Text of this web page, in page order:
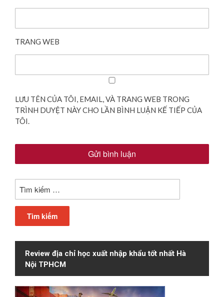
TRANG WEB
LƯU TÊN CỦA TÔI, EMAIL, VÀ TRANG WEB TRONG
TRÌNH DUYỆT NÀY CHO LẦN BÌNH LUẬN KẾ TIẾP CỦA
TÔI.
cho:
Review địa chỉ học xuất nhập khẩu tốt nhất Hà
Nội TPHCM